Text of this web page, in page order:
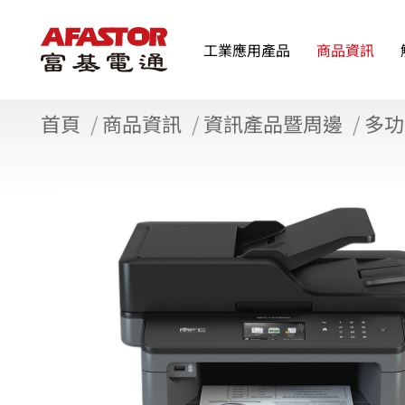
工業應用產品 商品資訊
首頁 商品資訊 資訊產品暨周邊 多